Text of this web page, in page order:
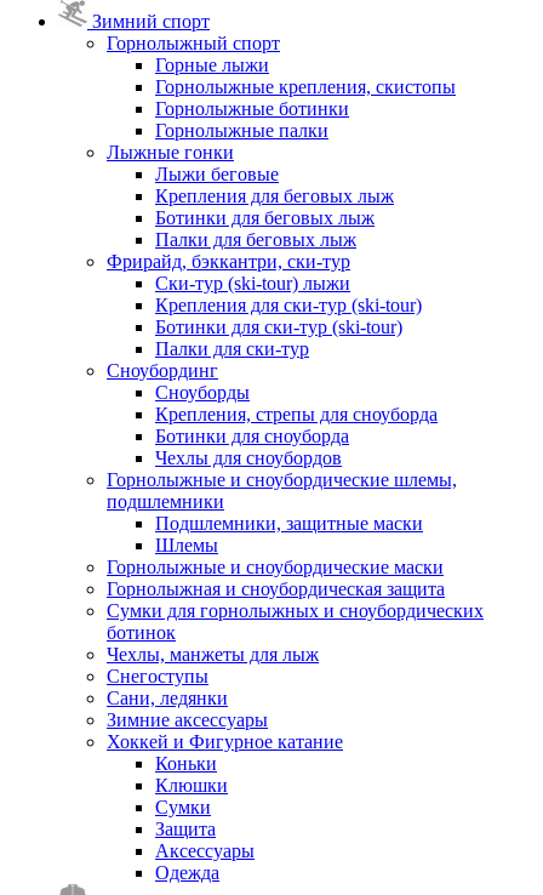
Зимний спорт
Горнолыжный спорт
Горные лыжи
Горнолыжные крепления, скистопы
Горнолыжные ботинки
Горнолыжные палки
Лыжные гонки
Лыжи беговые
Крепления для беговых лыж
Ботинки для беговых лыж
Палки для беговых лыж
Фрирайд, бэккантри, ски-тур
Ски-тур (ski-tour) лыжи
Крепления для ски-тур (ski-tour)
Ботинки для ски-тур (ski-tour)
Палки для ски-тур
Сноубординг
Сноуборды
Крепления, стрепы для сноуборда
Ботинки для сноуборда
Чехлы для сноубордов
Горнолыжные и сноубордические шлемы,
подшлемники
Подшлемники, защитные маски
Шлемы
Горнолыжные и сноубордические маски
Горнолыжная и сноубордическая защита
Сумки для горнолыжных и сноубордических
ботинок
Чехлы, манжеты для лыж
Снегоступы
Сани, ледянки
Зимние аксессуары
Хоккей и Фигурное катание
Коньки
Клюшки
Сумки
Защита
Аксессуары
Одежда